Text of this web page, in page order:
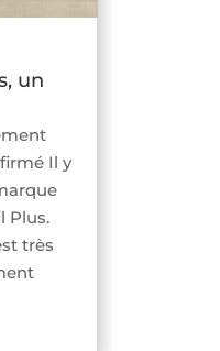
un
Il y
Plus.
très